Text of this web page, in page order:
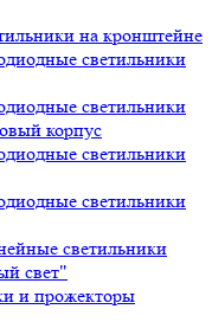
на кронштейне
светильники
светильники
корпус
светильники
светильники
светильники
свет"
и прожекторы